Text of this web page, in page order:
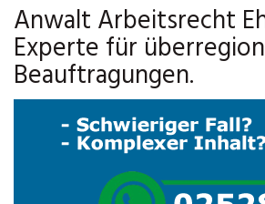
Anwalt Arbeitsrecht
Experte für
Beauftragungen.